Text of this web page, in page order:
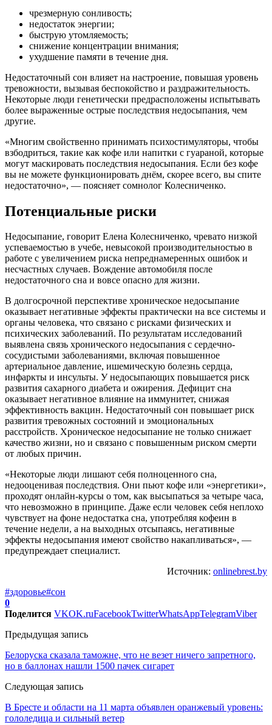
чрезмерную сонливость;
недостаток энергии;
быструю утомляемость;
снижение концентрации внимания;
ухудшение памяти в течение дня.
Недостаточный сон влияет на настроение, повышая уровень
тревожности, вызывая беспокойство и раздражительность.
Некоторые люди генетически предрасположены испытывать
более выраженные острые последствия недосыпания, чем
другие.
«Многим свойственно принимать психостимуляторы, чтобы
взбодриться, такие как кофе или напитки с гуараной, которые
могут маскировать последствия недосыпания. Если без кофе
вы не можете функционировать днём, скорее всего, вы спите
недостаточно», — поясняет сомнолог Колесниченко.
Потенциальные риски
Недосыпание, говорит Елена Колесниченко, чревато низкой
успеваемостью в учебе, невысокой производительностью в
работе с увеличением риска непреднамеренных ошибок и
несчастных случаев. Вождение автомобиля после
недостаточного сна и вовсе опасно для жизни.
В долгосрочной перспективе хроническое недосыпание
оказывает негативные эффекты практически на все системы и
органы человека, что связано с рисками физических и
психических заболеваний. По результатам исследований
выявлена связь хронического недосыпания с сердечно-
сосудистыми заболеваниями, включая повышенное
артериальное давление, ишемическую болезнь сердца,
инфаркты и инсульты. У недосыпающих повышается риск
развития сахарного диабета и ожирения. Дефицит сна
оказывает негативное влияние на иммунитет, снижая
эффективность вакцин. Недостаточный сон повышает риск
развития тревожных состояний и эмоциональных
расстройств. Хроническое недосыпание не только снижает
качество жизни, но и связано с повышенным риском смерти
от любых причин.
«Некоторые люди лишают себя полноценного сна,
недооценивая последствия. Они пьют кофе или «энергетики»,
проходят онлайн-курсы о том, как высыпаться за четыре часа,
что невозможно в принципе. Даже если человек себя неплохо
чувствует на фоне недостатка сна, употребляя кофеин в
течение недели, а на выходных отсыпаясь, негативные
эффекты недосыпания имеют свойство накапливаться», —
предупреждает специалист.
Источник: onlinebrest.by
#здоровье#сон
0
Поделится VKOK.ruFacebookTwitterWhatsAppTelegramViber
Предыдущая запись
Белоруска сказала таможне, что не везет ничего запретного,
но в баллонах нашли 1500 пачек сигарет
Следующая запись
В Бресте и области на 11 марта объявлен оранжевый уровень:
гололедица и сильный ветер